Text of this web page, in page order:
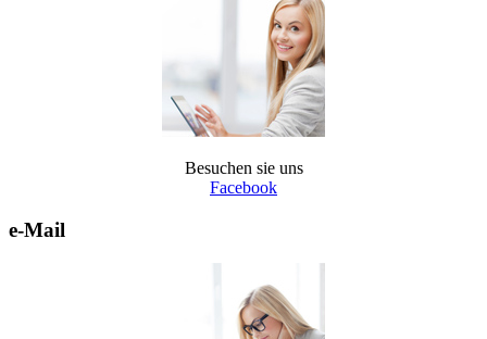
Besuchen sie uns
Facebook
e-Mail